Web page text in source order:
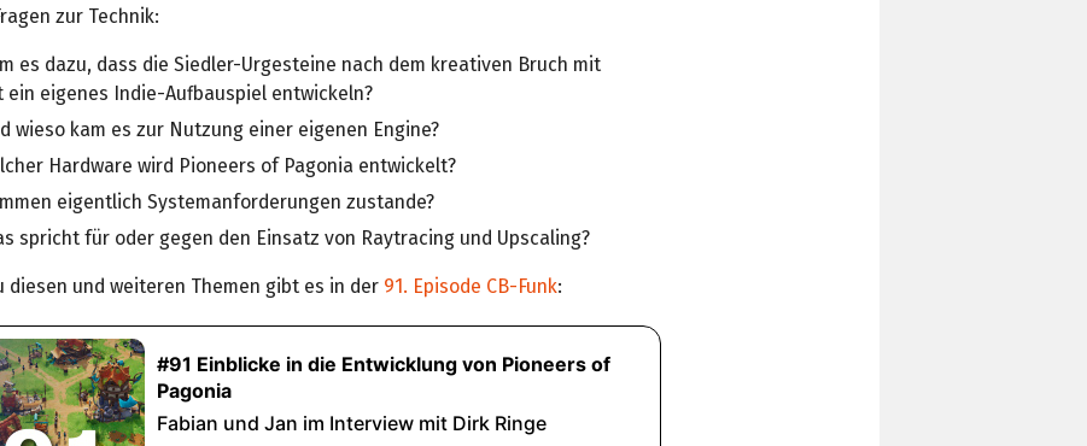
zur Technik:
es dazu, dass die Siedler-Urgesteine nach dem kreativen Bruch mit
ein eigenes Indie-Aufbauspiel entwickeln?
wieso kam es zur Nutzung einer eigenen Engine?
Hardware wird Pioneers of Pagonia entwickelt?
eigentlich Systemanforderungen zustande?
spricht für oder gegen den Einsatz von Raytracing und Upscaling?
diesen und weiteren Themen gibt es in der 91. Episode CB-Funk: